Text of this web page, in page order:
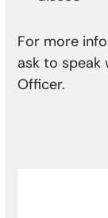
For more
ask to speak
Officer.